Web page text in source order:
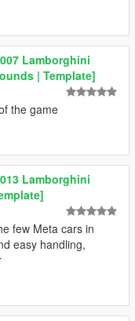
Lamborghini
| Template]
the game
Lamborghini
few Meta cars in
easy handling,